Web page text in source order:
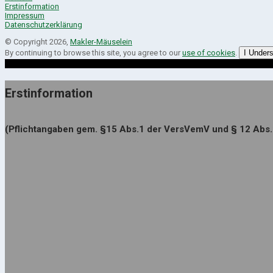
Erstinformation
Impressum
Datenschutzerklärung
© Copyright 2026, Makler-Mäuselein
By continuing to browse this site, you agree to our use of cookies I
Erstinformation
(Pflichtangaben gem. §15 Abs.1 der VersVemV und § 12